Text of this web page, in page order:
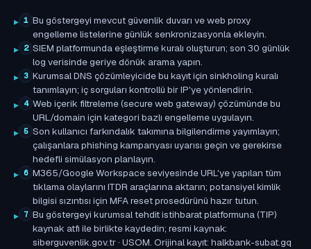
1 Bu göstergeyi mevcut güvenlik duvarı ve web proxy
engelleme listelerine günlük senkronizasyonla ekleyin.
2 SIEM platformunda eşleştirme kuralı oluşturun; son 30 günlük
log verisinde geriye dönük arama yapın.
3 Kurumsal DNS çözümleyicide bu kayıt için sinkholing kuralı
tanımlayın; iç sorguları kontrollü bir IP'ye yönlendirin.
4 Web içerik filtreleme (secure web gateway) çözümünde bu
URL/domain için kategori bazlı engelleme uygulayın.
5 Son kullanıcı farkındalık takımına bilgilendirme yayımlayın;
çalışanlara phishing kampanyası uyarısı geçin ve gerekirse
hedefli simülasyon planlayın.
6 M365/Google Workspace seviyesinde URL'ye yapılan tüm
tıklama olaylarını ITDR araçlarına aktarın; potansiyel kimlik
bilgisi sızıntısı için MFA reset prosedürünü hazır tutun.
7 Bu göstergeyi kurumsal tehdit istihbarat platformuna (TIP)
kaynak atfı ile birlikte kaydedin; resmi kaynak:
siberguvenlik.gov.tr · USOM. Orijinal kayıt: halkbank-subat.gq